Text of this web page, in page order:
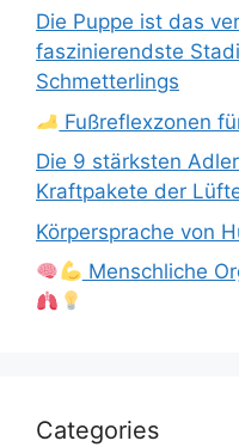
Die Puppe ist das
faszinierendste
Schmetterlings
Fußreflexzonen
Die 9 stärksten
Kraftpakete der
Körpersprache von
Menschliche
Categories